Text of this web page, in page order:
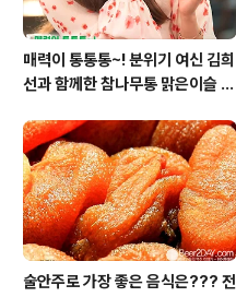
매력이 통통통~! 분위기 여신 김희
선과 함께한 참나무통 맑은이슬 T
술안주로 가장 좋은 음식은??? 전